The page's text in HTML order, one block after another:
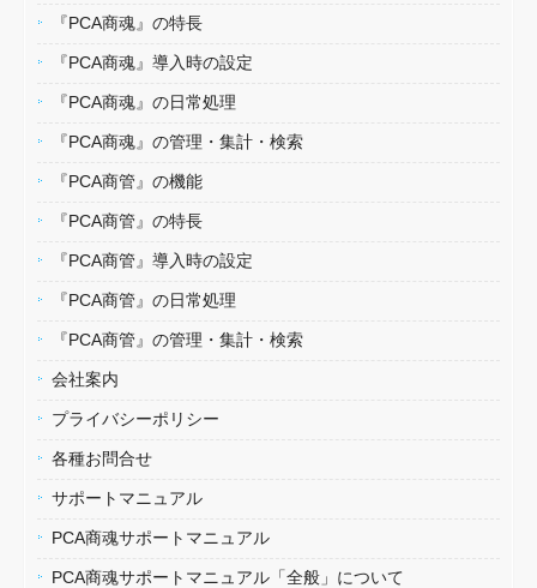
『PCA商魂』の特長
『PCA商魂』導入時の設定
『PCA商魂』の日常処理
『PCA商魂』の管理・集計・検索
『PCA商管』の機能
『PCA商管』の特長
『PCA商管』導入時の設定
『PCA商管』の日常処理
『PCA商管』の管理・集計・検索
会社案内
プライバシーポリシー
各種お問合せ
サポートマニュアル
PCA商魂サポートマニュアル
PCA商魂サポートマニュアル「全般」について